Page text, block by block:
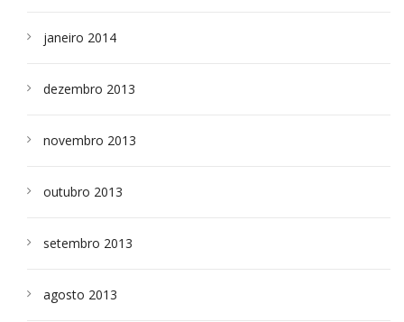
janeiro 2014
dezembro 2013
novembro 2013
outubro 2013
setembro 2013
agosto 2013